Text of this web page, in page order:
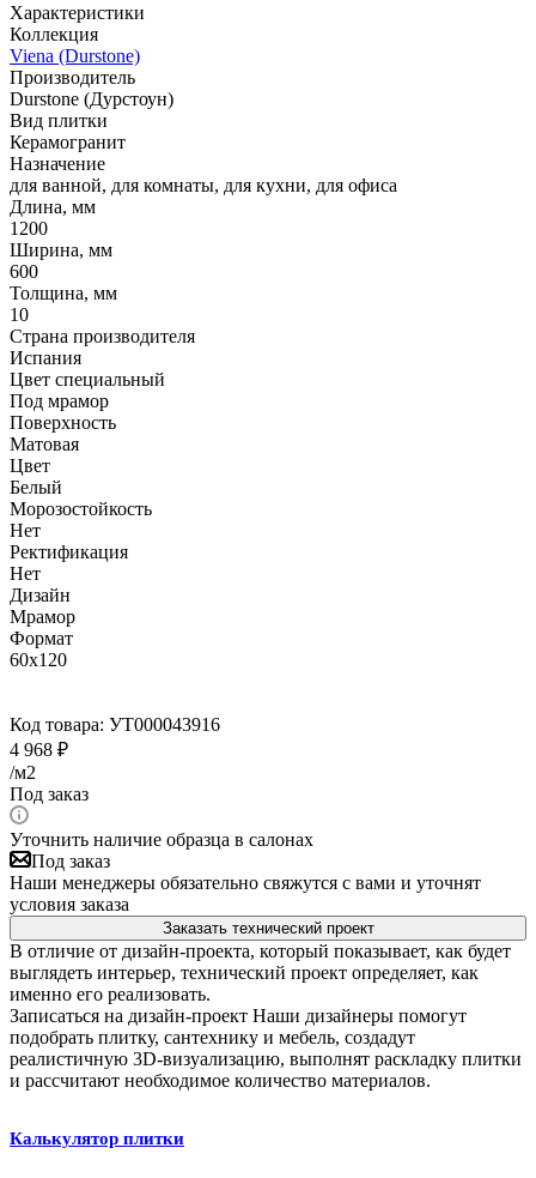
Характеристики
Коллекция
Viena (Durstone)
Производитель
Durstone (Дурстоун)
Вид плитки
Керамогранит
Назначение
для ванной, для комнаты, для кухни, для офиса
Длина, мм
1200
Ширина, мм
600
Толщина, мм
10
Страна производителя
Испания
Цвет специальный
Под мрамор
Поверхность
Матовая
Цвет
Белый
Морозостойкость
Нет
Ректификация
Нет
Дизайн
Мрамор
Формат
60x120
Код товара: УТ000043916
4 968 ₽
/м2
Под заказ
Уточнить наличие образца в салонах
Под заказ
Наши менеджеры обязательно свяжутся с вами и уточнят
условия заказа
Заказать технический проект
В отличие от дизайн-проекта, который показывает, как будет
выглядеть интерьер, технический проект определяет, как
именно его реализовать.
Записаться на дизайн-проект Наши дизайнеры помогут
подобрать плитку, сантехнику и мебель, создадут
реалистичную 3D-визуализацию, выполнят раскладку плитки
и рассчитают необходимое количество материалов.
Калькулятор плитки